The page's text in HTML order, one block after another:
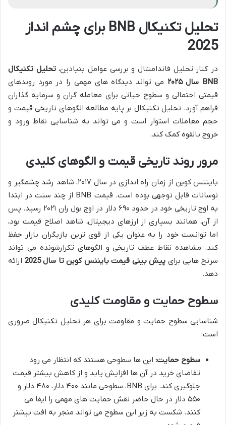
تحلیل تکنیکال BNB برای چشم انداز
2025
در کنار تحلیل فاندامنتال و بررسی عوامل بنیادین،تحلیل تکنیکال
BNB سال ۲۰۲۵
می تواند دیدگاه های مهمی را در مورد روندهای
قیمتی احتمالی و سطوح حیاتی برای معامله گران و سرمایه گذاران
فراهم آورد. تحلیل تکنیکال بر پایه مطالعه الگوهای تاریخی قیمت و
حجم معاملات استوار است و می تواند به شناسایی نقاط ورود و
خروج بالقوه کمک کند.
مرور روند تاریخی قیمت و الگوهای کلیدی
بایننس کوین از زمان راه اندازی در سال ۲۰۱۷، شاهد رشد چشمگیر و
نوسانات قابل توجهی بوده است. قیمت BNB از چند سنت در ابتدا
به اوج تاریخی خود در حدود ۶۹۰ دلار در اوج بول ران ۲۰۲۱ رسید. پس
از آن، همانند بسیاری از ارزهای دیجیتال، شاهد اصلاح قیمت بود،
اما توانست خود را به عنوان یکی از قوی ترین بازیگران بازار حفظ
کند. مشاهده نقاط عطف تاریخی و الگوهای تکرارشونده می تواند
سرنخ هایی برای پیش بینی قیمت بایننس کوین تا سال 2025
ارائه
دهد.
سطوح حمایت و مقاومت کلیدی
شناسایی سطوح حمایت و مقاومت برای هر تحلیل تکنیکال ضروری
است:
سطوح حمایت: این ها سطوحی هستند که انتظار می رود
تقاضای خرید در آن ها افزایش یابد و از کاهش بیشتر قیمت
جلوگیری کند. برای BNB، سطوحی مانند ۴۰۰ دلار، ۴۸۰ دلار و
۵۵۰ دلار در حال حاضر نقش حمایت های مهمی را ایفا می
کنند. شکست به زیر این سطوح می تواند منجر به افت بیشتر